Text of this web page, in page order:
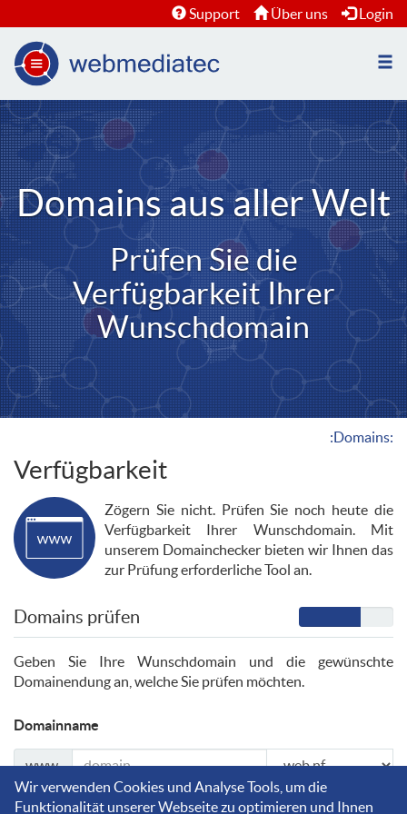
Support Über uns Login
Domains aus aller Welt
Prüfen Sie die
Verfügbarkeit Ihrer
Wunschdomain
:Domains:
Verfügbarkeit
Zögern Sie nicht. Prüfen Sie noch heute die
Verfügbarkeit Ihrer Wunschdomain. Mit
unserem Domainchecker bieten wir Ihnen das
zur Prüfung erforderliche Tool an.
Domains prüfen
Geben Sie Ihre Wunschdomain und die gewünschte
Domainendung an, welche Sie prüfen möchten.
Domainname
www.
Wir verwenden Cookies und Analyse Tools, um die
Funktionalität unserer Webseite zu optimieren und Ihnen